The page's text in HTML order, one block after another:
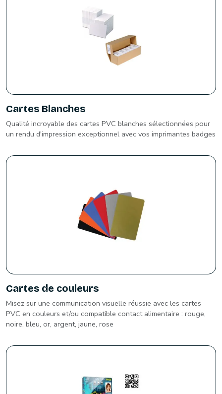
Cartes Blanches
Qualité incroyable des cartes PVC blanches sélectionnées pour
un rendu d'impression exceptionnel avec vos imprimantes badges
Cartes de couleurs
Misez sur une communication visuelle réussie avec les cartes
PVC en couleurs et/ou compatible contact alimentaire : rouge,
noire, bleu, or, argent, jaune, rose